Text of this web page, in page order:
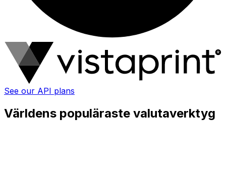
See our API plans
Världens populäraste valutaverktyg